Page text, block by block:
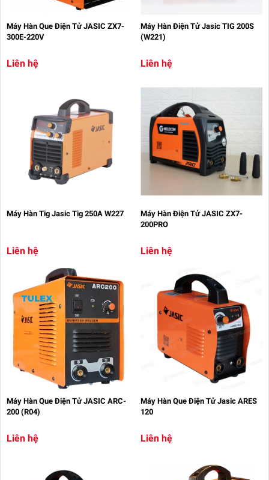
Máy Hàn Que Điện Tử JASIC ZX7-
300E-220V
Liên hệ
Máy Hàn Điện Tử Jasic TIG 200S
(W221)
Liên hệ
Máy Hàn Tig Jasic Tig 250A W227
Liên hệ
Máy Hàn Điện Tử JASIC ZX7-
200PRO
Liên hệ
Máy Hàn Que Điện Tử JASIC ARC-
200 (R04)
Liên hệ
Máy Hàn Que Điện Tử Jasic ARES
120
Liên hệ